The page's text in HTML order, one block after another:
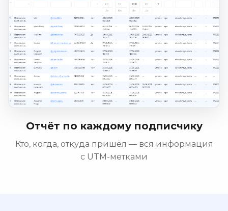
Отчёт по каждому подписчику
Кто, когда, откуда пришёл — вся информация
с UTM-метками